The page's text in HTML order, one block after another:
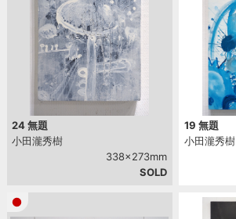
24 無題
小田瀧秀樹
338x273mm
SOLD
19 無題
小田瀧秀樹